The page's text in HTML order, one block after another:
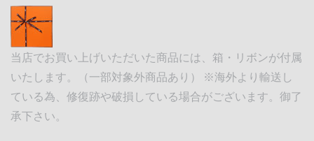
当店でお買い上げいただいた商品には、箱・リボンが付属
いたします。（一部対象外商品あり） ※海外より輸送し
ている為、修復跡や破損している場合がございます。御了
承下さい。